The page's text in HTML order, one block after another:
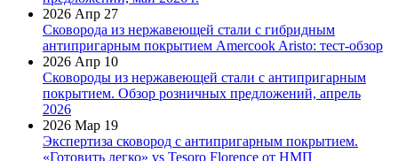
2026 Апр 27
Сковорода из нержавеющей стали с гибридным
антипригарным покрытием Amercook Aristo: тест-обзор
2026 Апр 10
Сковороды из нержавеющей стали с антипригарным
покрытием. Обзор розничных предложений, апрель
2026
2026 Мар 19
Экспертиза сковород с антипригарным покрытием.
«Готовить легко» vs Tesoro Florence от НМП